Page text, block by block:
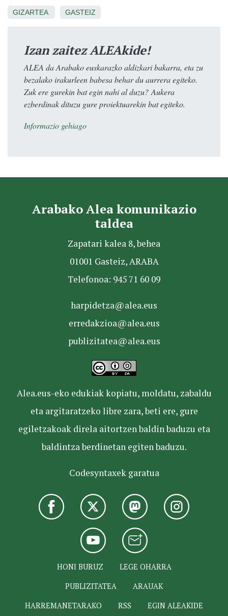
GIZARTEA GASTEIZ
Izan zaitez ALEAkide!
ALEA da Arabako euskarazko aldizkari bakarra, eta zu
bezalako irakurleen babesa behar du aurrera egiteko.
Zuk ere gurekin bat egin nahi al duzu? Aukera
ezberdinak dituzu gure proiektuarekin bat egiteko.
Informazio gehiago
Arabako Alea komunikazio
taldea
Zapatari kalea 8, behea
01001 Gasteiz, ARABA
Telefonoa: 945 71 60 09
harpidetza@alea.eus
erredakzioa@alea.eus
publizitatea@alea.eus
Alea.eus-eko edukiak kopiatu, moldatu, zabaldu
eta argitaratzeko libre zara, beti ere, gure
egiletzakoak direla aitortzen baldin baduzu eta
baldintza berdinetan egiten baduzu.
Codesyntaxek garatua
HONI BURUZ
LEGE OHARRA
PUBLIZITATEA
ARAUAK
HARREMANETARAKO
RSS EGIN ALEAKIDE